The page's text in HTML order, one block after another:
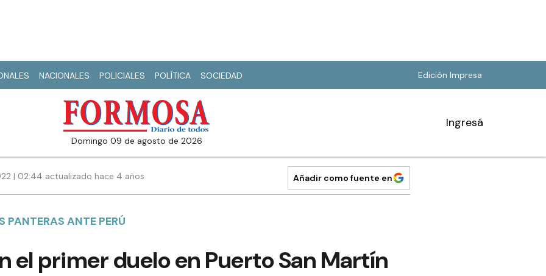
NACIONALES POLICIALES POLÍTICA SOCIEDAD Edición Impresa
domingo 09 de agosto de 2026
Ingresá
| 02:44 actualizado hace 4 años Añadir como fuente en
PANTERAS ANTE PERÚ
el primer duelo en Puerto San Martín